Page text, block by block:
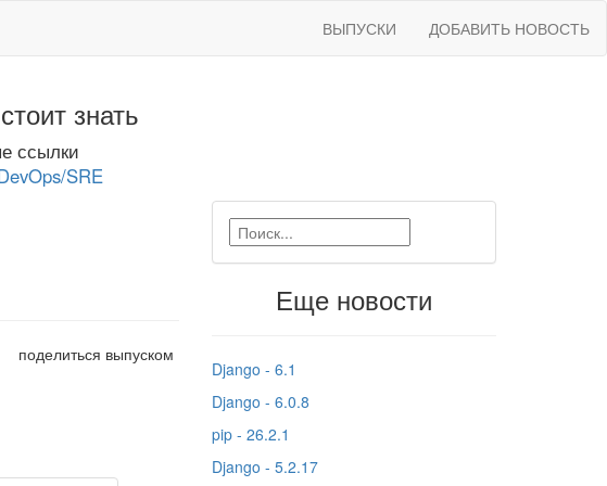
ВЫПУСКИ ДОБАВИТЬ НОВОСТЬ
знать
ссылки
SRE
поделиться выпуском
Еще новости
Django - 6.1
Django - 6.0.8
pip - 26.2.1
Django - 5.2.17